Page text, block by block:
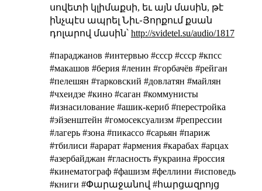
սովետի կլիմաքսի, եւ այն մասին, թէ
ինչպէս ապրել Նիւ֊Յորքում քսան
դոլարով մասին՝ http://svidetel.su/audio/1817
#параджанов #интервью #cccp #ссср #кпсс
#макашов #берия #ленин #горбачёв #рейган
#пелешян #тарковский #довлатян #майлян
#чхеидзе #кино #саган #коммунисты
#изнасилование #ашик-кериб #перестройка
#эйзенштейн #гомосексуализм #репрессии
#лагерь #зона #пикассо #сарьян #париж
#тбилиси #арарат #армения #карабах #арцах
#азербайджан #гласность #украина #россия
#кинематограф #фашизм #феллини #исповедь
#книги #Փարաջանով #հարցազրոյց